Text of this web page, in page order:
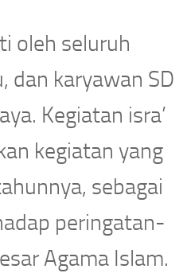
oleh seluruh
dan karyawan SD
Kegiatan isra’
kegiatan yang
sebagai
peringatan-
Agama Islam.